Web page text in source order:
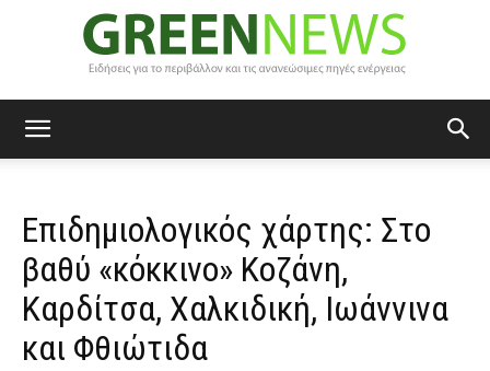
News
Επιδημιολογικός χάρτης: Στο
βαθύ «κόκκινο» Κοζάνη,
Καρδίτσα, Χαλκιδική, Ιωάννινα
και Φθιώτιδα